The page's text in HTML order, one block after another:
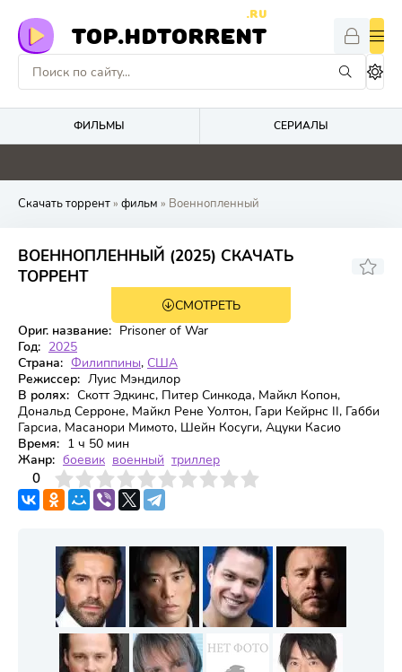
TOP.HDTORRENT
.RU
ФИЛЬМЫ СЕРИАЛЫ
0 0 0 0
Скачать торрент» фильм » Военнопленный
ВОЕННОПЛЕННЫЙ (2025) СКАЧАТЬ
ТОРРЕНТ
СМОТРЕТЬ
Ориг. название: Prisoner of War
Год: 2025
Страна: Филиппины, США
Режиссер: Луис Мэндилор
В ролях: Скотт Эдкинс, Питер Синкода, Майкл Копон,
Дональд Серроне, Майкл Рене Уолтон, Гари Кейрнс II, Габби
Гарсиа, Масанори Мимото, Шейн Косуги, Ацуки Касио
Время: 1 ч 50 мин
Жанр: боевик военный триллер
0
4 6 7 8 9 10